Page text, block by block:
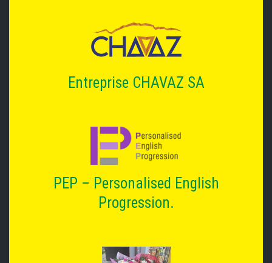
Entreprise CHAVAZ SA
PEP – Personalised English
Progression.